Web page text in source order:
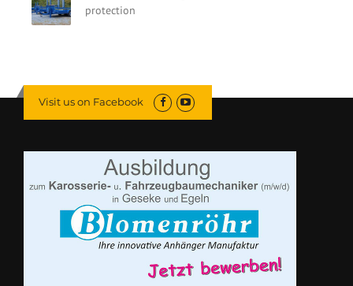
protection
Visit us on Facebook